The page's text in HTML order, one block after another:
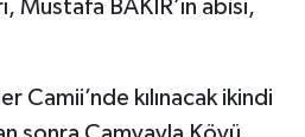
Mustafa BAKIR’ın abisi,
Camii’nde kılınacak ikindi